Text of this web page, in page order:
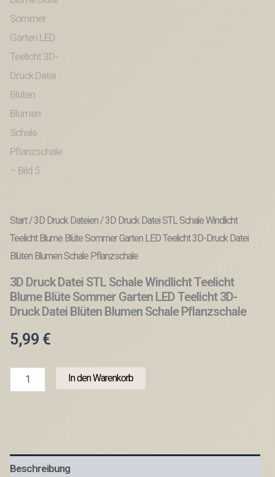
Start/3D Druck Dateien/ 3D Druck Datei STL Schale Windlicht
Teelicht Blume Blüte Sommer Garten LED Teelicht 3D-Druck Datei
Blüten Blumen Schale Pflanzschale
3D Druck Datei STL Schale Windlicht Teelicht
Blume Blüte Sommer Garten LED Teelicht 3D-
Druck Datei Blüten Blumen Schale Pflanzschale
5,99 €
Druck
Blume
Blüte
In den Warenkorb
Beschreibung